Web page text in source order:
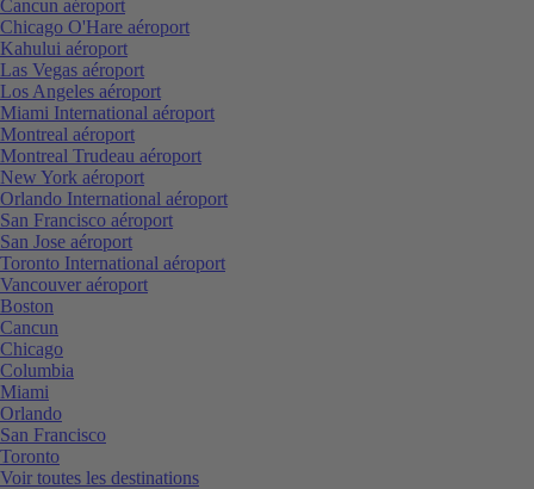
Cancun aéroport
Chicago O'Hare aéroport
Kahului aéroport
Las Vegas aéroport
Los Angeles aéroport
Miami International aéroport
Montreal aéroport
Montreal Trudeau aéroport
New York aéroport
Orlando International aéroport
San Francisco aéroport
San Jose aéroport
Toronto International aéroport
Vancouver aéroport
Boston
Cancun
Chicago
Columbia
Miami
Orlando
San Francisco
Toronto
Voir toutes les destinations